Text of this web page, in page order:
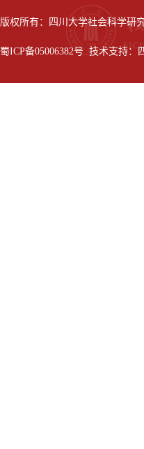
版权所有：四川大学社会科学研
蜀ICP备05006382号 技术支持：